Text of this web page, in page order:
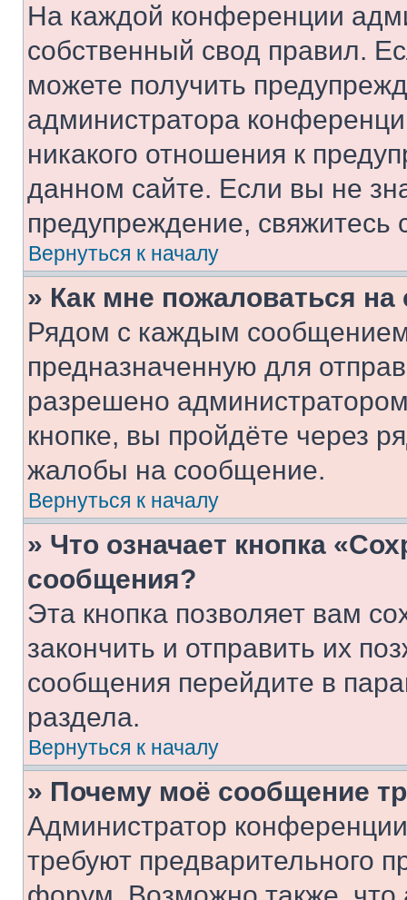
На каждой конференции
собственный свод правил.
можете получить
администратора
никакого отношения к
данном сайте. Если вы не
предупреждение,
Вернуться к началу
» Как мне пожаловаться
Рядом с каждым сообщением
предназначенную для
разрешено
кнопке, вы пройдёте через
жалобы на сообщение.
Вернуться к началу
» Что означает кнопка
сообщения?
Эта кнопка позволяет вам
закончить и отправить их
сообщения перейдите в
раздела.
Вернуться к началу
» Почему моё сообщение
Администратор
требуют предварительного